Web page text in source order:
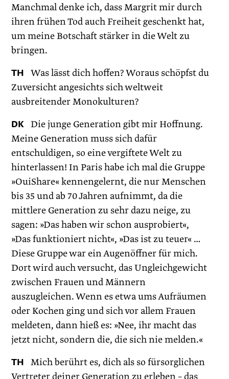
Manchmal denke ich, dass Margrit mir durch
ihren frühen Tod auch Freiheit geschenkt hat,
um meine Botschaft stärker in die Welt zu
bringen.
TH Was lässt dich hoffen? Woraus schöpfst du
Zuversicht angesichts sich weltweit
ausbreitender Monokulturen?
DK Die junge Generation gibt mir Hoffnung.
Meine Generation muss sich dafür
entschuldigen, so eine vergiftete Welt zu
hinterlassen! In Paris habe ich mal die Gruppe
»OuiShare« kennengelernt, die nur Menschen
bis 35 und ab 70 Jahren aufnimmt, da die
mittlere Generation zu sehr dazu neige, zu
sagen: »Das haben wir schon ausprobiert«,
»Das funktioniert nicht«, »Das ist zu teuer« …
Diese Gruppe war ein Augenöffner für mich.
Dort wird auch versucht, das Ungleichgewicht
zwischen Frauen und Männern
auszugleichen. Wenn es etwa ums Aufräumen
oder Kochen ging und sich vor allem Frauen
meldeten, dann hieß es: »Nee, ihr macht das
jetzt nicht, sondern die, die sich nie melden.«
TH Mich berührt es, dich als so fürsorglichen